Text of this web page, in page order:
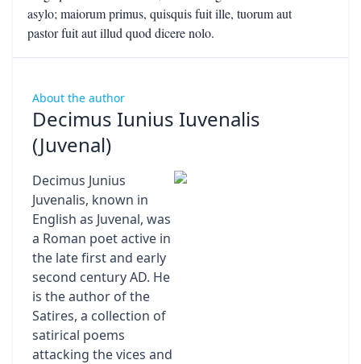
About the author
Decimus Iunius Iuvenalis
(Juvenal)
Decimus Junius
Juvenalis, known in
English as Juvenal, was
a Roman poet active in
the late first and early
second century AD. He
is the author of the
Satires, a collection of
satirical poems
attacking the vices and